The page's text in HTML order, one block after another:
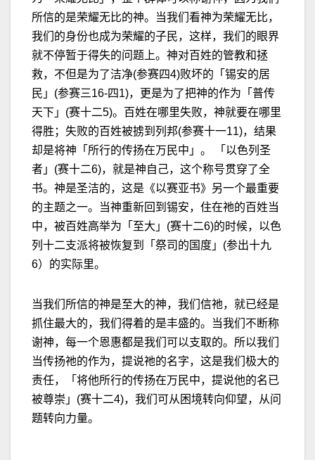
所信的是荣耀无比的神。当我们看神为荣耀无比，
我们的身份也成为荣耀的子民，这样，我们的眼界
就不停暂于得失的问题上。神对百姓的管教和拯
救，不但是为了洁净(参赛四4)败坏的「锡安的居
民」(参赛三16-四1)，更是为了把神的作为「普传
天下」(赛十二5)。百姓在哪里失败，神就要在哪里
得胜；失败的百姓被掳到列邦(参赛十一11)，结果
却是将神「所行的传扬在万民中」。 「以色列圣
者」(赛十二6)，就是神自己，这个称号贯穿了全
书。神是圣洁的，这是《以赛亚书》另一个最重要
的主题之一。当神重新回到锡安，住在祂的百姓当
中，被百姓高举为「至大」(赛十二6)的时候，以色
列十二支派将被恢复到「祭司的国度」(参出十九
6）的实际里。
当我们所信的神是至大的神，我们信祂，就已经是
抓住最大的，我们得着的是丰盛的。当我们不断称
谢神，每一个恩惠都是我们可以支取的。所以我们
当传扬祂的作为，提说祂的名字，这是我们极大的
责任，「将他所行的传扬在万民中，提说他的名已
被尊崇」(赛十二4)，我们可从困境转向仰望，从问
题转向力量。